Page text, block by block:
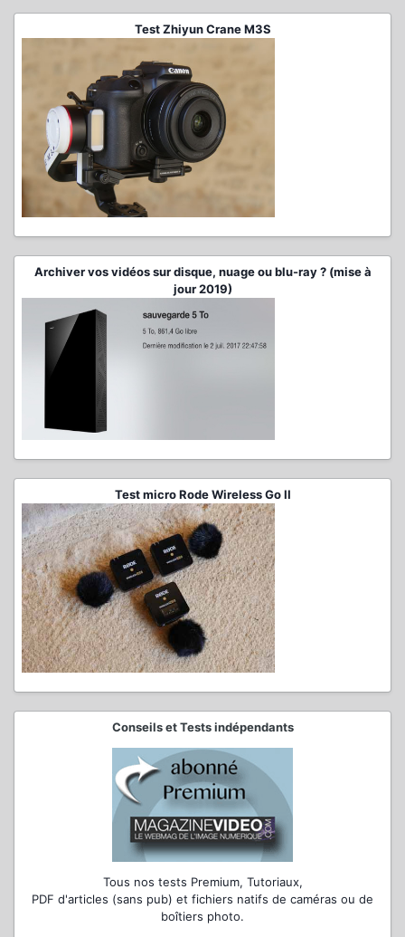
Test Zhiyun Crane M3S
Archiver vos vidéos sur disque, nuage ou blu-ray ? (mise à
jour 2019)
Test micro Rode Wireless Go II
Conseils et Tests indépendants
Tous nos tests Premium, Tutoriaux,
PDF d'articles (sans pub) et fichiers natifs de caméras ou de
boîtiers photo.